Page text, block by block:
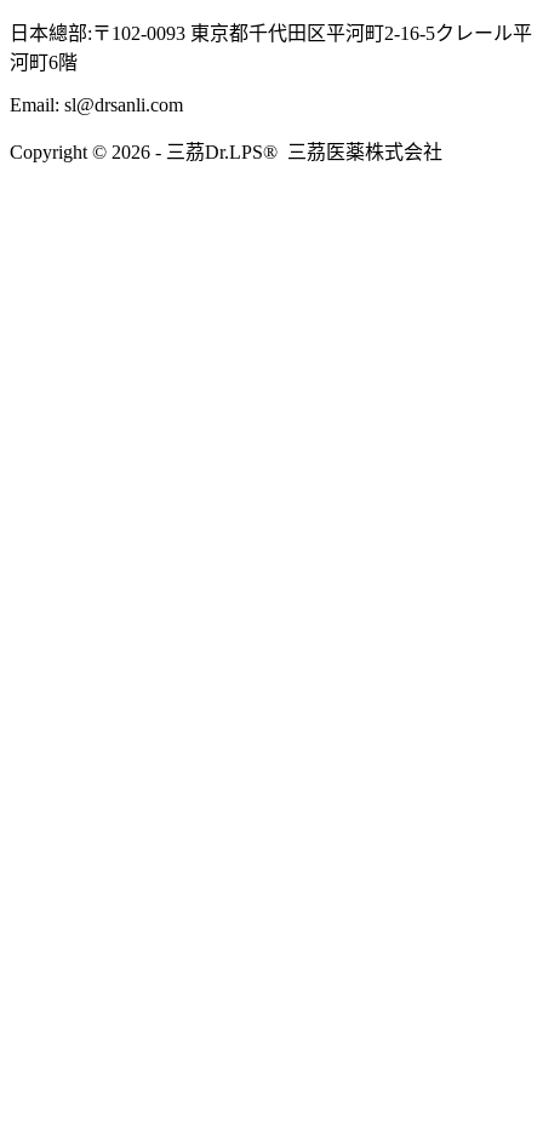
日本總部:〒102-0093 東京都千代田区平河町2-16-5クレール平
河町6階
Email: sl@drsanli.com
Copyright © 2026 - 三茘Dr.LPS® 三茘医薬株式会社